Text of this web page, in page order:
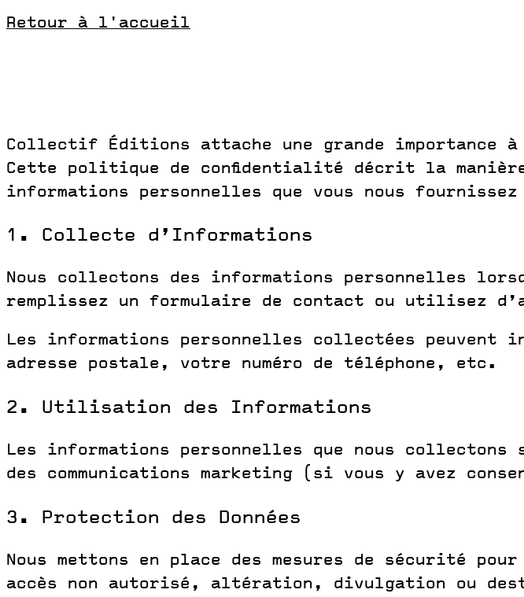
Retour à l'accueil
Collectif Éditions attache une grande
Cette politique de confidentialité décrit la
informations personnelles que vous nous
1. Collecte d’Informations
Nous collectons des informations personnelles
remplissez un formulaire de contact ou utilisez
Les informations personnelles collectées peuvent
adresse postale, votre numéro de téléphone, etc.
2. Utilisation des Informations
Les informations personnelles que nous
des communications marketing (si vous y avez
3. Protection des Données
Nous mettons en place des mesures de sécurité
accès non autorisé, altération, divulgation ou